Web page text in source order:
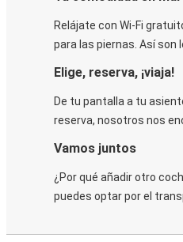
Relájate con Wi-Fi
para las piernas. Así son
Elige, reserva, ¡viaja!
De tu pantalla a tu
reserva, nosotros nos
Vamos juntos
¿Por qué añadir otro
puedes optar por el